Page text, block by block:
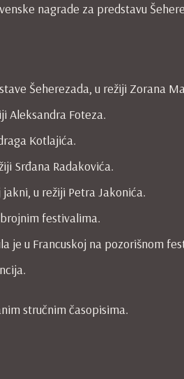
nagrade za predstavu
Šeherezada, u režiji Zorana
Aleksandra Foteza.
Kotlajića.
Srđana Radakovića.
u režiji Petra Jakonića.
festivalima.
je u Francuskoj na pozorišnom
stručnim časopisima.